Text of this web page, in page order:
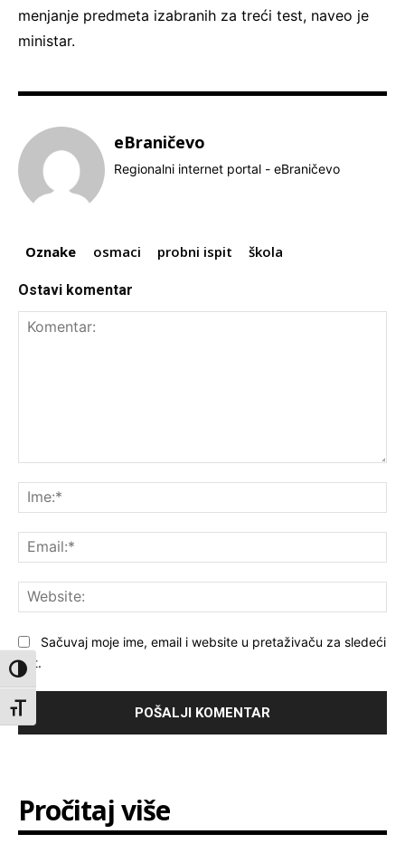
Toggle High Contrast
Toggle Font size
menjanje predmeta izabranih za treći test, naveo je
ministar.
eBraničevo
Regionalni internet portal - eBraničevo
Oznake osmaci probni ispit škola
Ostavi komentar
Sačuvaj moje ime, email i website u pretaživaču za sledeći
put.
Pročitaj više